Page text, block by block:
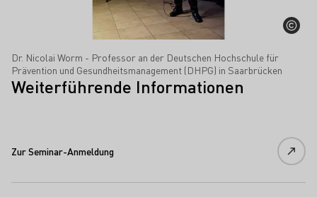
Dr. Nicolai Worm - Professor an der Deutschen Hochschule für
Prävention und Gesundheitsmanagement (DHPG) in Saarbrücken
Weiterführende Informationen
Zur Seminar-Anmeldung